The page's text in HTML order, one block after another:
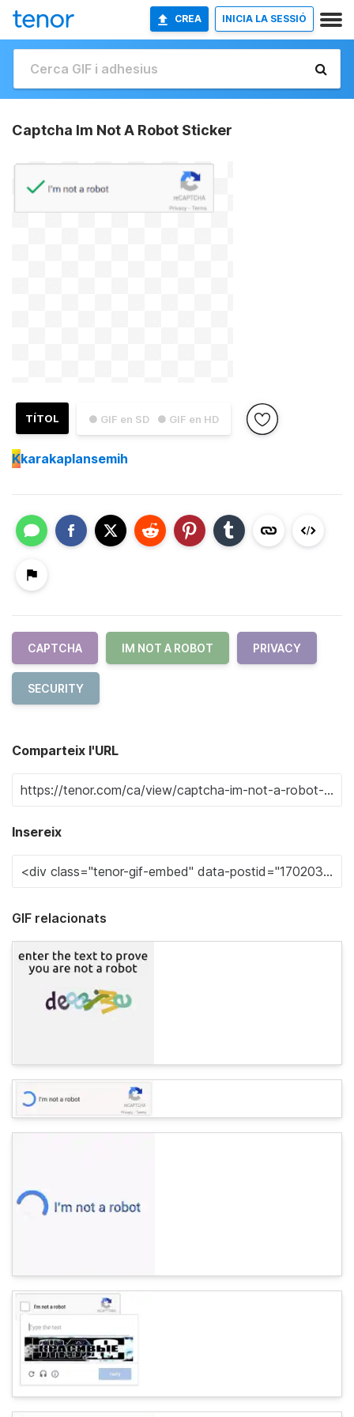
CREA INICIA LA SESSIÓ
Captcha Im Not A Robot Sticker
● GIF en SD ● GIF en HD
TÍTOL
Kkarakaplansemih
CAPTCHA IM NOT A ROBOT PRIVACY
SECURITY
Comparteix l'URL
Insereix
GIF relacionats